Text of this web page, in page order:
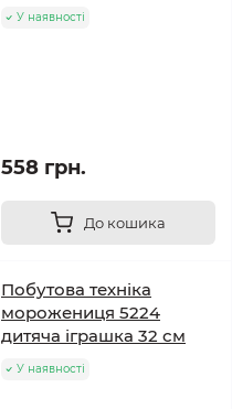
У наявності
558 грн.
До кошика
Побутова техніка
морожениця 5224
дитяча іграшка 32 см
У наявності